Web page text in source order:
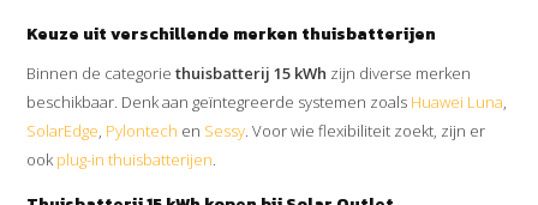
Keuze uit verschillende merken thuisbatterijen
Binnen de categoriethuisbatterij 15 kWh zijn diverse merken
beschikbaar. Denk aan geïntegreerde systemen zoals Huawei Luna,
SolarEdge, Pylontech en Sessy. Voor wie flexibiliteit zoekt, zijn er
ook plug-in thuisbatterijen.